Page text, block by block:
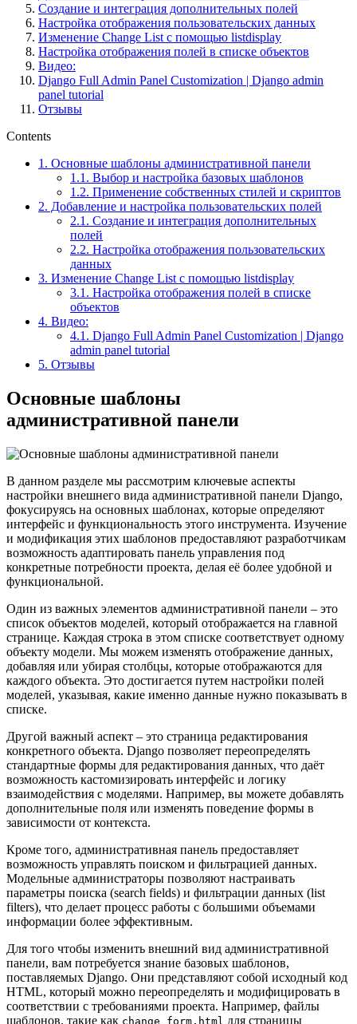
Создание и интеграция дополнительных полей
Настройка отображения пользовательских данных
Изменение Change List с помощью listdisplay
Настройка отображения полей в списке объектов
Видео:
Django Full Admin Panel Customization | Django admin
panel tutorial
Отзывы
Contents
1. Основные шаблоны административной панели
1.1. Выбор и настройка базовых шаблонов
1.2. Применение собственных стилей и скриптов
2. Добавление и настройка пользовательских полей
2.1. Создание и интеграция дополнительных
полей
2.2. Настройка отображения пользовательских
данных
3. Изменение Change List с помощью listdisplay
3.1. Настройка отображения полей в списке
объектов
4. Видео:
4.1. Django Full Admin Panel Customization | Django
admin panel tutorial
5. Отзывы
Основные шаблоны
административной панели
В данном разделе мы рассмотрим ключевые аспекты
настройки внешнего вида административной панели Django,
фокусируясь на основных шаблонах, которые определяют
интерфейс и функциональность этого инструмента. Изучение
и модификация этих шаблонов предоставляют разработчикам
возможность адаптировать панель управления под
конкретные потребности проекта, делая её более удобной и
функциональной.
Один из важных элементов административной панели – это
список объектов моделей, который отображается на главной
странице. Каждая строка в этом списке соответствует одному
объекту модели. Мы можем изменять отображение данных,
добавляя или убирая столбцы, которые отображаются для
каждого объекта. Это достигается путем настройки полей
моделей, указывая, какие именно данные нужно показывать в
списке.
Другой важный аспект – это страница редактирования
конкретного объекта. Django позволяет переопределять
стандартные формы для редактирования данных, что даёт
возможность кастомизировать интерфейс и логику
взаимодействия с моделями. Например, вы можете добавлять
дополнительные поля или изменять поведение формы в
зависимости от контекста.
Кроме того, административная панель предоставляет
возможность управлять поиском и фильтрацией данных.
Модельные администраторы позволяют настраивать
параметры поиска (search fields) и фильтрации данных (list
filters), что делает процесс работы с большими объемами
информации более эффективным.
Для того чтобы изменить внешний вид административной
панели, вам потребуется знание базовых шаблонов,
поставляемых Django. Они представляют собой исходный код
HTML, который можно переопределять и модифицировать в
соответствии с требованиями проекта. Например, файлы
шаблонов, такие как change_form.html для страницы